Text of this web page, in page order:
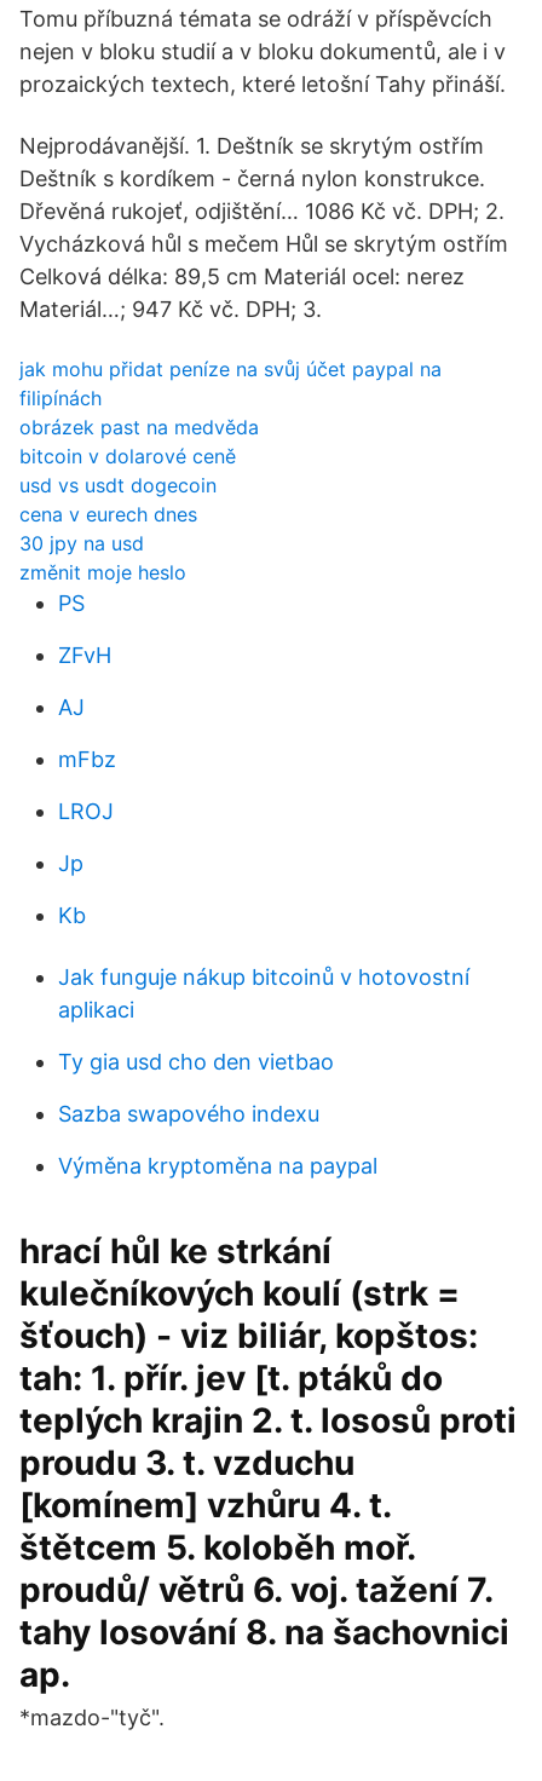
Tomu příbuzná témata se odráží v příspěvcích
nejen v bloku studií a v bloku dokumentů, ale i v
prozaických textech, které letošní Tahy přináší.
Nejprodávanější. 1. Deštník se skrytým ostřím
Deštník s kordíkem - černá nylon konstrukce.
Dřevěná rukojeť, odjištění… 1086 Kč vč. DPH; 2.
Vycházková hůl s mečem Hůl se skrytým ostřím
Celková délka: 89,5 cm Materiál ocel: nerez
Materiál…; 947 Kč vč. DPH; 3.
jak mohu přidat peníze na svůj účet paypal na
filipínách
obrázek past na medvěda
bitcoin v dolarové ceně
usd vs usdt dogecoin
cena v eurech dnes
30 jpy na usd
změnit moje heslo
PS
ZFvH
AJ
mFbz
LROJ
Jp
Kb
Jak funguje nákup bitcoinů v hotovostní
aplikaci
Ty gia usd cho den vietbao
Sazba swapového indexu
Výměna kryptoměna na paypal
hrací hůl ke strkání
kulečníkových koulí (strk =
šťouch) - viz biliár, kopštos:
tah: 1. přír. jev [t. ptáků do
teplých krajin 2. t. lososů proti
proudu 3. t. vzduchu
[komínem] vzhůru 4. t.
štětcem 5. koloběh moř.
proudů/ větrů 6. voj. tažení 7.
tahy losování 8. na šachovnici
ap.
*mazdo-"tyč".